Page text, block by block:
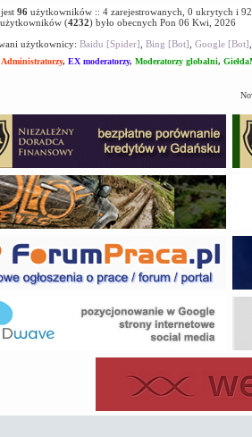
96użytkowników :: 4 zarejestrowanych, 0 ukrytych i
(4232) było obecnych Pon 06 Kwi, 2026
użytkownicy: Baidu [Spider] Bing [Bot] Google [Bot]
Administratorzy, EX moderatorzy, Moderatorzy globalni,